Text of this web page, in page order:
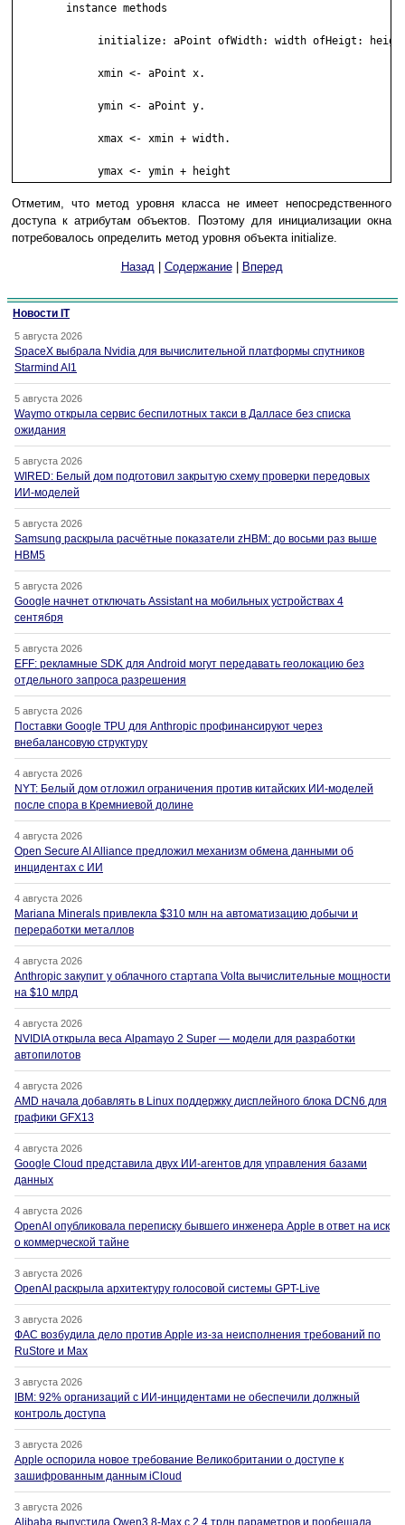
	     ymax <- ymin + height
Отметим, что метод уровня класса не имеет непосредственного
доступа к атрибутам объектов. Поэтому для инициализации окна
потребовалось определить метод уровня объекта initialize.
Назад| Содержание| Вперед
Новости IT
5 августа 2026
SpaceX выбрала Nvidia для вычислительной платформы спутников
Starmind AI1
5 августа 2026
Waymo открыла сервис беспилотных такси в Далласе без списка
ожидания
5 августа 2026
WIRED: Белый дом подготовил закрытую схему проверки передовых
ИИ-моделей
5 августа 2026
Samsung раскрыла расчётные показатели zHBM: до восьми раз выше
HBM5
5 августа 2026
Google начнет отключать Assistant на мобильных устройствах 4
сентября
5 августа 2026
EFF: рекламные SDK для Android могут передавать геолокацию без
отдельного запроса разрешения
5 августа 2026
Поставки Google TPU для Anthropic профинансируют через
внебалансовую структуру
4 августа 2026
NYT: Белый дом отложил ограничения против китайских ИИ-моделей
после спора в Кремниевой долине
4 августа 2026
Open Secure AI Alliance предложил механизм обмена данными об
инцидентах с ИИ
4 августа 2026
Mariana Minerals привлекла $310 млн на автоматизацию добычи и
переработки металлов
4 августа 2026
Anthropic закупит у облачного стартапа Volta вычислительные мощности
на $10 млрд
4 августа 2026
NVIDIA открыла веса Alpamayo 2 Super — модели для разработки
автопилотов
4 августа 2026
AMD начала добавлять в Linux поддержку дисплейного блока DCN6 для
графики GFX13
4 августа 2026
Google Cloud представила двух ИИ-агентов для управления базами
данных
4 августа 2026
OpenAI опубликовала переписку бывшего инженера Apple в ответ на иск
о коммерческой тайне
3 августа 2026
OpenAI раскрыла архитектуру голосовой системы GPT-Live
3 августа 2026
ФАС возбудила дело против Apple из-за неисполнения требований по
RuStore и Max
3 августа 2026
IBM: 92% организаций с ИИ-инцидентами не обеспечили должный
контроль доступа
3 августа 2026
Apple оспорила новое требование Великобритании о доступе к
зашифрованным данным iCloud
3 августа 2026
Alibaba выпустила Qwen3.8-Max с 2,4 трлн параметров и пообещала